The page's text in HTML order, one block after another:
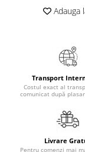
Ghiozdane si
Instrumente si
Seturi scolare
Calculator
Consumabile &
Carti pentru copii
Adauga
Transport
Costul exact al
comunicat după
Livrare
Pentru comenzi mai